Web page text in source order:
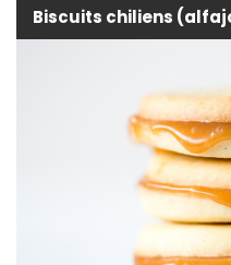
Biscuits chiliens